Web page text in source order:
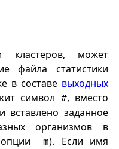
кластеров, может
файла статистики
в составе выходных
символ #, вместо
вставлено заданное
организмов в
-m). Если имя